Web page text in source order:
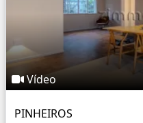
Vídeo
PINHEIROS